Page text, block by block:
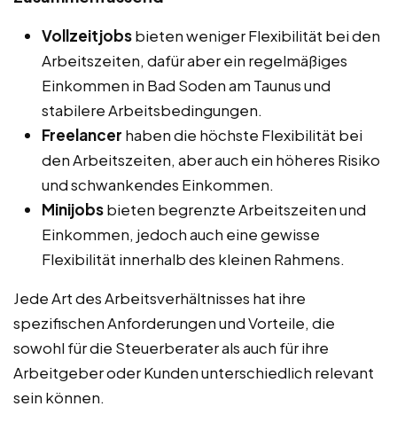
Vollzeitjobsbieten weniger Flexibilität bei den
Arbeitszeiten, dafür aber ein regelmäßiges
Einkommen in Bad Soden am Taunus und
stabilere Arbeitsbedingungen.
Freelancer haben die höchste Flexibilität bei
den Arbeitszeiten, aber auch ein höheres Risiko
und schwankendes Einkommen.
Minijobsbieten begrenzte Arbeitszeiten und
Einkommen, jedoch auch eine gewisse
Flexibilität innerhalb des kleinen Rahmens.
Jede Art des Arbeitsverhältnisses hat ihre
spezifischen Anforderungen und Vorteile, die
sowohl für die Steuerberater als auch für ihre
Arbeitgeber oder Kunden unterschiedlich relevant
sein können.